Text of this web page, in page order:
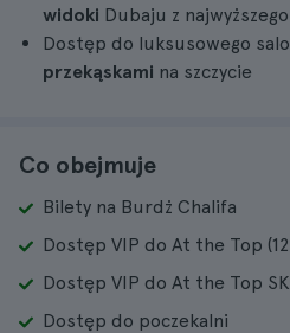
widoki Dubaju z
Dostęp do luksusowego
przekąskami na szczycie
Co obejmuje
Bilety na Burdż Chalifa
Dostęp VIP do At the Top
Dostęp VIP do At the Top
Dostęp do poczekalni